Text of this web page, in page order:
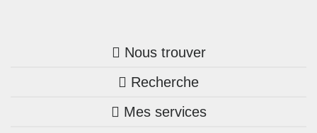
Nous trouver
Trouver une agence
Bretagne
Recherche
Nos annonces
Mes services